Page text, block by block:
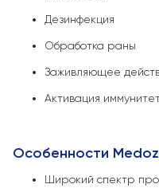
Дезинфекция
Обработка раны
Заживляющее
Активация
Особенности
Широкий спектр